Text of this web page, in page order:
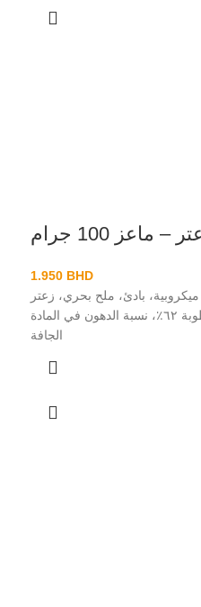
100 جرام
1.950 BHD
إنزيمات ميكروبية، بادئ، ملح بحري، زعتر
بري. *معتمد عضويًا. نسبة الرطوبة ٦٢٪، نسبة الدهون في المادة
الجافة